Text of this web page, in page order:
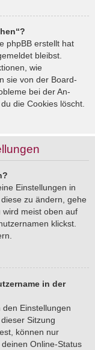
phpBB erstellt hat
bleibst.
wie
sie von der Board-
bei der An-
die Cookies löscht.
Einstellungen in
zu ändern, gehe
wird meist oben auf
klickst.
in der
Einstellungen
Sitzung
können nur
Online-Status